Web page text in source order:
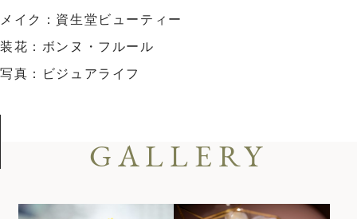
お問い合わせ・
メイク：資生堂ビューティー
装花：ボンヌ・フルール
写真：ビジュアライフ
GALLERY